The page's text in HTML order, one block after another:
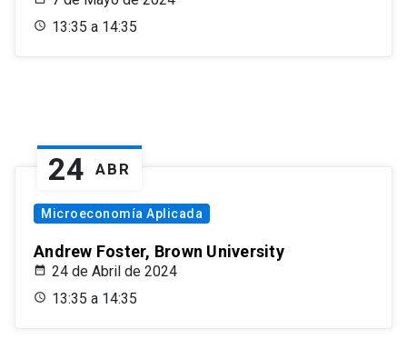
13:35 a 14:35
24 ABR
Microeconomía Aplicada
Andrew Foster, Brown University
24 de Abril de 2024
13:35 a 14:35